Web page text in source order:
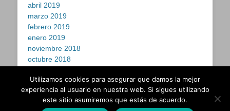
abril 2019
marzo 2019
febrero 2019
enero 2019
noviembre 2018
octubre 2018
julio 2018
Utilizamos cookies para asegurar que damos la mejor
experiencia al usuario en nuestra web. Si sigues utilizando
este sitio asumiremos que estás de acuerdo.